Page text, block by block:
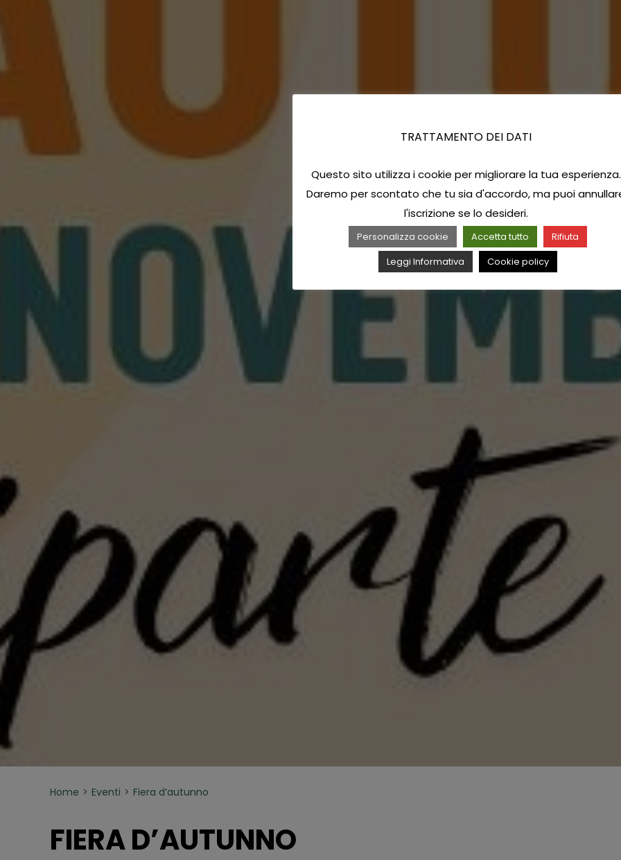
Home Eventi Fiera d’autunno
FIERA D’AUTUNNO
TRATTAMENTO DEI DATI
Questo sito utilizza i cookie per migliorare la tua esperienza.
Daremo per scontato che tu sia d'accordo, ma puoi
l'iscrizione se lo desideri.
Personalizza cookie Accetta tutto
Rifiuta
Leggi Informativa
Cookie policy